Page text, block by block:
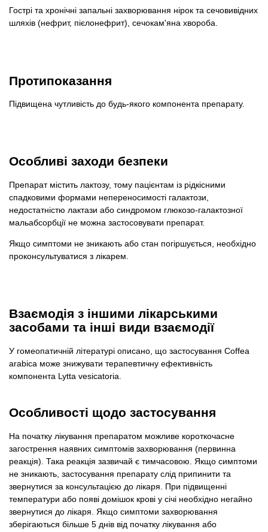
Гострі та хронічні запальні захворювання нірок та сечовивідних
шляхів (нефрит, пієлонефрит), сечокам'яна хвороба.
Протипоказання
Підвищена чутливість до будь-якого компонента препарату.
Особливі заходи безпеки
Препарат містить лактозу, тому пацієнтам із рідкісними
спадковими формами непереносимості галактози,
недостатністю лактази або синдромом глюкозо-галактозної
мальабсорбції не можна застосовувати препарат.
Якщо симптоми не зникають або стан погіршується, необхідно
проконсультуватися з лікарем.
Взаємодія з іншими лікарськими
засобами та інші види взаємодії
У гомеопатичній літературі описано, що застосування Coffea
arabica може знижувати терапевтичну ефективність
компонента Lytta vesicatoria.
Особливості щодо застосування
На початку лікування препаратом можливе короткочасне
загострення наявних симптомів захворювання (первинна
реакція). Така реакція зазвичай є тимчасовою. Якщо симптоми
не зникають, застосування препарату слід припинити та
звернутися за консультацією до лікаря. При підвищенні
температури або появі домішок крові у січі необхідно негайно
звернутися до лікаря. Якщо симптоми захворювання
зберігаються більше 5 днів від початку лікування або